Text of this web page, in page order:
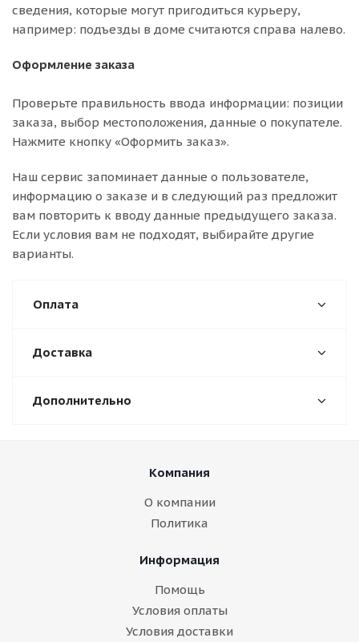
сведения, которые могут пригодиться курьеру,
например: подъезды в доме считаются справа налево.
Оформление заказа
Проверьте правильность ввода информации: позиции
заказа, выбор местоположения, данные о покупателе.
Нажмите кнопку «Оформить заказ».
Наш сервис запоминает данные о пользователе,
информацию о заказе и в следующий раз предложит
вам повторить к вводу данные предыдущего заказа.
Если условия вам не подходят, выбирайте другие
варианты.
Оплата
Доставка
Дополнительно
Компания
О компании
Политика
Информация
Помощь
Условия оплаты
Условия доставки